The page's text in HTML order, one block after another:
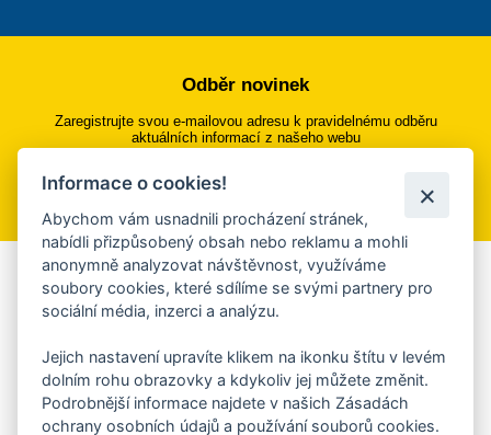
Odběr novinek
Zaregistrujte svou e-mailovou adresu k pravidelnému odběru
aktuálních informací z našeho webu
Přihlásit se k odběru
Aplikace Mobilní rozhlas
Chcete dostávat do svého mobilu či mailu upozornění na
ankety, pozvánky na kulturní a sportovní akce?
Více informací o aplikaci
Informace o cookies!
Abychom vám usnadnili procházení stránek,
nabídli přizpůsobený obsah nebo reklamu a mohli
anonymně analyzovat návštěvnost, využíváme
soubory cookies, které sdílíme se svými partnery pro
sociální média, inzerci a analýzu.
Jejich nastavení upravíte klikem na ikonku štítu v levém
dolním rohu obrazovky a kdykoliv jej můžete změnit.
Podrobnější informace najdete v našich Zásadách
ochrany osobních údajů a používání souborů cookies.